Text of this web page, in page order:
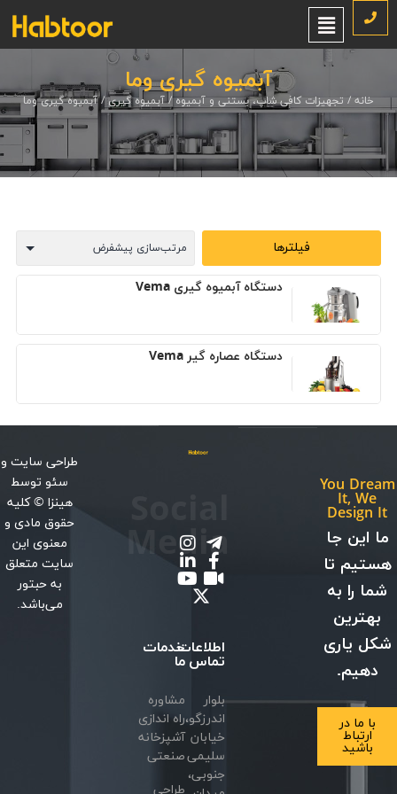
آبمیوه گیری وما
خانه / تجهیزات کافی شاپ، بستنی و آبمیوه/آبمیوه گیری/ آبمیوه گیری وما
فیلترها
دستگاه آبمیوه گیری Vema
دستگاه عصاره گیر Vema
You Dream
It, We
Design It
ما این جا
هستیم تا
شما را به
بهترین
شکل یاری
دهیم.
با ما در
ارتباط
باشید
اطلاعات
تماس
بلوار
اندرزگو،
خیابان
سلیمی
جنوبی،
Media
خدمات
ما
مشاوره
راه اندازی
آشپزخانه
صنعتی
طراحی
طراحی سایتو
سئوتوسط
هینزا © کلیه
حقوق مادی و
معنوی این
سایت متعلق
به حبتور
می‌باشد.